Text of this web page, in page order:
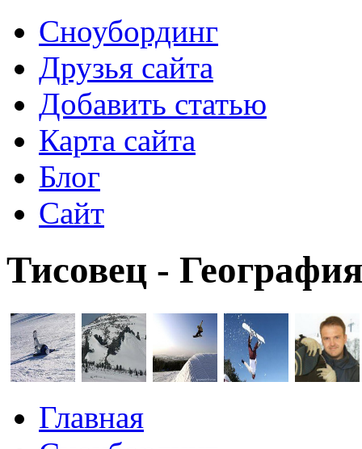
Сноубординг
Друзья сайта
Добавить статью
Карта сайта
Блог
Сайт
Тисовец - География
Главная